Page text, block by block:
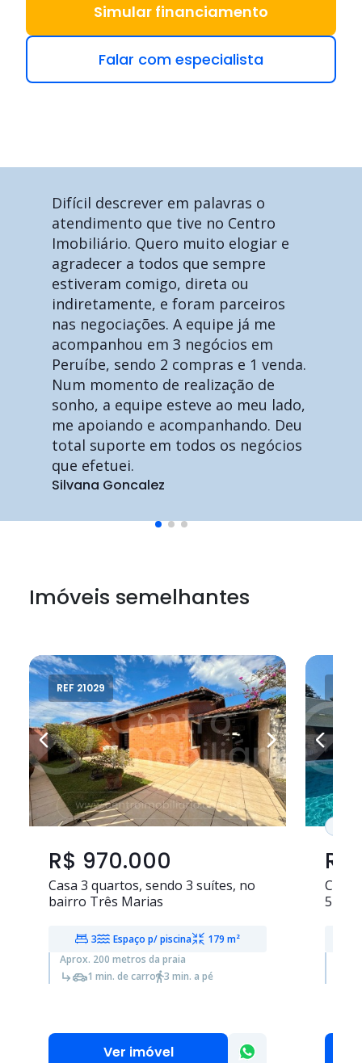
Simular financiamento
Falar com especialista
Difícil descrever em palavras o
atendimento que tive no Centro
Imobiliário. Quero muito elogiar e
agradecer a todos que sempre
estiveram comigo, direta ou
indiretamente, e foram parceiros
nas negociações. A equipe já me
acompanhou em 3 negócios em
Peruíbe, sendo 2 compras e 1 venda.
Num momento de realização de
sonho, a equipe esteve ao meu lado,
me apoiando e acompanhando. Deu
total suporte em todos os negócios
que efetuei.
Silvana Goncalez
Imóveis semelhantes
REF 21029
R$ 970.000
Casa 3 quartos, sendo 3 suítes, no
bairro Três Marias
3 Espaço p/ piscina
179 m²
Aprox. 200 metros da praia
1 min. de carro
3 min. a pé
Ver imóvel
R$
Casa
5